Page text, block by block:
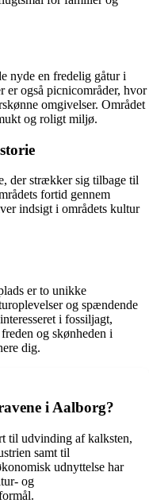
nyde en fredelig gåtur i
er også picnicområder, hvor
omgivelser. Området
og roligt miljø.
der strækker sig tilbage til
fortid gennem
indsigt i områdets kultur
er to unikke
og spændende
i fossiljagt,
og skønheden i
dig.
i Aalborg?
til udvinding af kalksten,
samt til
udnyttelse har
og